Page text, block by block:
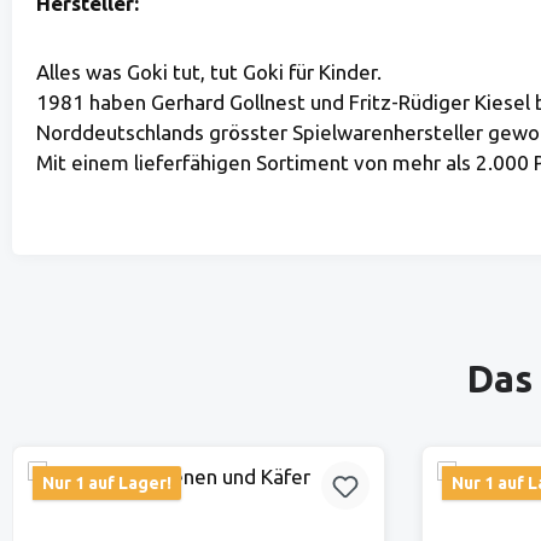
Alles was Goki tut, tut Goki für Kinder.
1981 haben Gerhard Gollnest und Fritz-Rüdiger
Norddeutschlands grösster Spielwarenhersteller
Mit einem lieferfähigen Sortiment von mehr als
Nur 1 auf Lager! Nur 1 auf